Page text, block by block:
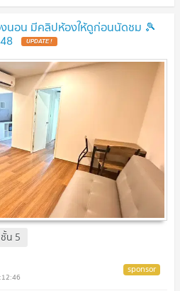
นอน มีคลิปห้องให้ดูก่อนนัดชม 🎾
UPDATE !
ชั้น 5